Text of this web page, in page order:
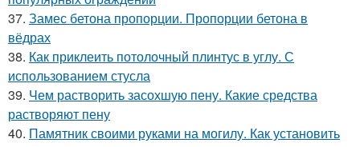
37. Замес бетона пропорции. Пропорции бетона в
вёдрах
38. Как приклеить потолочный плинтус в углу. С
использованием стусла
39. Чем растворить засохшую пену. Какие средства
растворяют пену
40. Памятник своими руками на могилу. Как установить